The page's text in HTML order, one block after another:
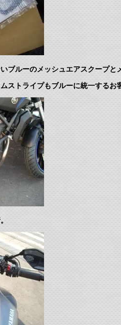
ブルーのメッシュエアスクープと
ストライプもブルーに統一するお